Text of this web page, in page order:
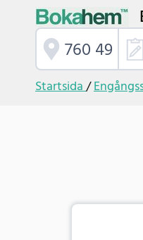
Startsida/